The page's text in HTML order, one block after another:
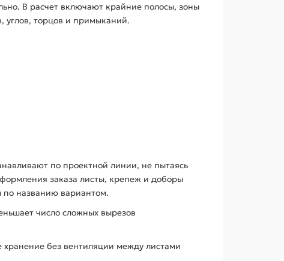
В расчет включают крайние полосы, зоны
углов, торцов и примыканий.
по проектной линии, не пытаясь
заказа листы, крепеж и доборы
по названию вариантом.
число сложных вырезов
без вентиляции между листами